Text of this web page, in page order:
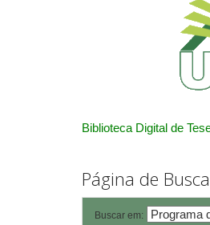
Biblioteca Digital de
Página de Busca
Buscar em: